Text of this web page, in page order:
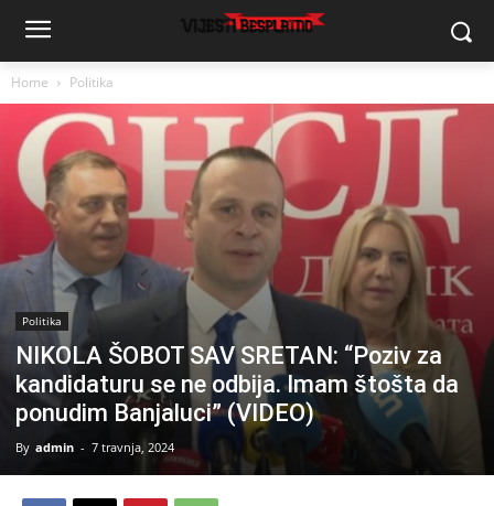
Home Politika
Politika
NIKOLA ŠOBOT SAV SRETAN: “Poziv za
kandidaturu se ne odbija. Imam štošta da
ponudim Banjaluci” (VIDEO)
By admin - 7 travnja, 2024